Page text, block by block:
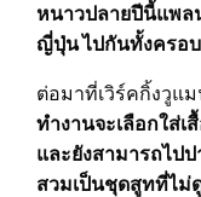
หนาวปลายปีนี้แพล
ญี่ปุ่น ไปกันทั้งครอ
ต่อมาที่เวิร์คกิ้งวูแ
ทำงานจะเลือกใส่
และยังสามารถไป
สวมเป็นชุดสูทที่ไม่